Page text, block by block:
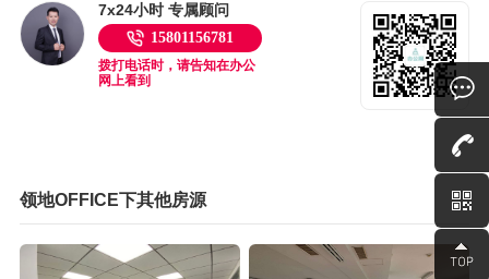
7x24小时 专属顾问
15801156781
拨打电话时，请告知在办公
网上看到
领地OFFICE下其他房源